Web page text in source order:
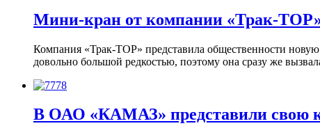
Мини-кран от компании «Трак-
Компания «Трак-ТОР» представила общественности
довольно большой редкостью, поэтому она сразу же
В ОАО «КАМАЗ» представили свою